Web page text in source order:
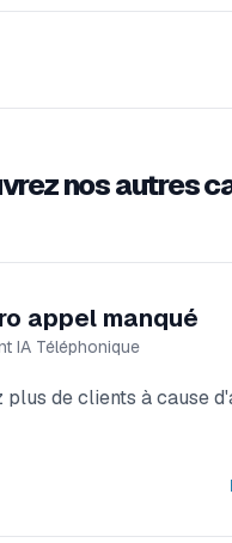
nos autres
appel manqué
IA Téléphonique
plus de clients à cause